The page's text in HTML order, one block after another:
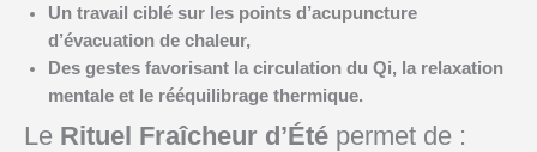
Un travail ciblé sur les points d’acupuncture
d’évacuation de chaleur,
Des gestes favorisant la circulation du Qi, la relaxation
mentale et le rééquilibrage thermique.
Le Rituel Fraîcheur d’Été permet de :